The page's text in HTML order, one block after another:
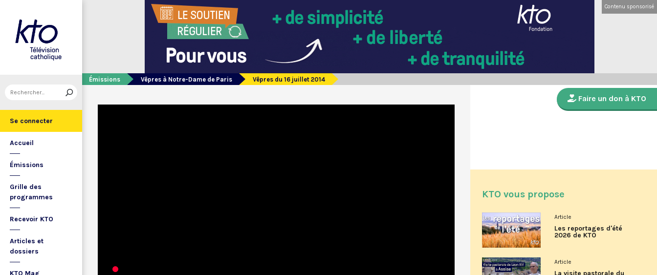
Se connecter
Accueil
Émissions
Grille des
programmes
Recevoir KTO
Articles et
dossiers
KTO Mag
Contenu sponsorisé
Émissions Vêpres à Notre-Dame de Paris Vêpres du 16 juillet 2014
Faire un don à KTO
KTO vous propose
Article
Les reportages d'été
2026 de KTO
Article
La visite pastorale du